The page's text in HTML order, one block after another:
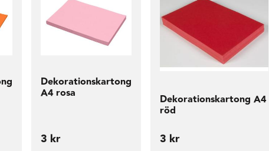
Dekorationskartong
A4 rosa
3 kr
Dekorationskartong A4
röd
3 kr